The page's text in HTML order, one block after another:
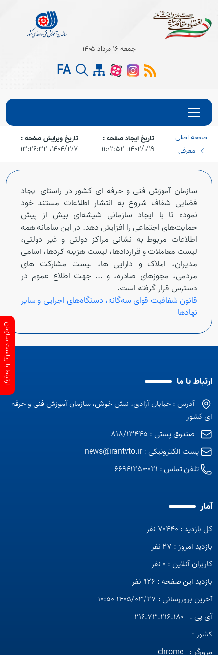
جمعه 16 مرداد 1405
FA
صفحه اصلی
معرفی
تاریخ ایجاد صفحه :
۱۴۰۲/۱/۱۹،‏ ۱۱:۰۲:۵۲
تاریخ ویرایش صفحه :
۱۴۰۴/۲/۷،‏ ۱۳:۲۶:۳۲
سازمان آموزش فنی و حرفه ای کشور در راستای ایجاد
فضایی شفاف شروع به انتشار اطلاعات مستند خود
نموده تا با ایجاد سازمانی شیشه‌ای بیش از پیش
حمایت‌های اجتماعی را افزایش دهد. در این سامانه همه
اطلاعات مربوط به نشانی مراکز دولتی و غیر دولتی،
لیست معاملات و قراردادها، لیست هزینه کردها، اسامی
مدیران، املاک و دارایی ها، لیست مشارکت های
مردمی، مجوزهای صادره، و ... جهت اطلاع عموم در
دسترس قرار گرفته است.
قانون شفافیت قوای سه‌گانه، دستگاه‌های اجرایی و سایر
نهادها
ارتباط با ما
آدرس : خیابان آزادی، نبش خوش، سازمان آموزش فنی و حرفه
ای کشور
صندوق پستی : 818/13445
پست الکترونیکی :news@irantvto.ir
تلفن تماس : 021-66941250
آمار
کل بازدید : 70440 نفر
بازدید امروز : 27 نفر
کاربران آنلاین : 0 نفر
بازدید این صفحه : 926 نفر
آخرین بروزرسانی : 1405/03/27 10:50
آی پی : 216.73.216.180
کشور :
مرورگر : chrome
ارتباط با ریاست سازمان